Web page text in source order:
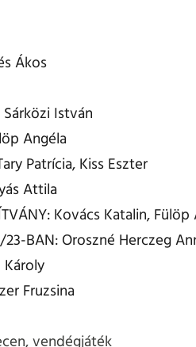
Ákos
Sárközi István
Angéla
Patrícia, Kiss Eszter
Attila
Kovács Katalin,
23-BAN: Oroszné Herczeg
Károly
Fruzsina